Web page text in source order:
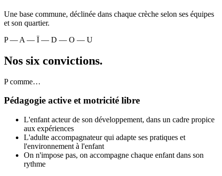
Une base commune, déclinée dans chaque crèche selon ses équipes
et son quartier.
P — A — Ï — D — O — U
Nos six convictions.
P comme…
Pédagogie active et motricité libre
L'enfant acteur de son développement, dans un cadre propice
aux expériences
L'adulte accompagnateur qui adapte ses pratiques et
l'environnement à l'enfant
On n'impose pas, on accompagne chaque enfant dans son
rythme